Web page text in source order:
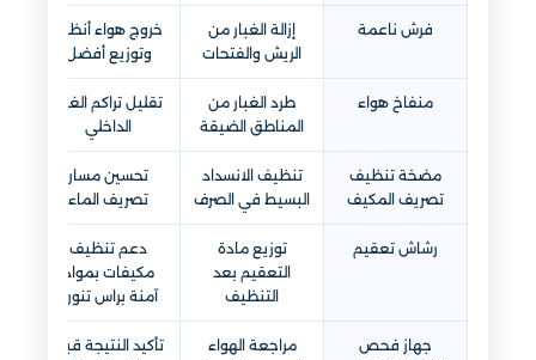
فرش ناعمة
إزالة الغبار من
الريش والفتحات
خروج هواء أنظف
وتوزيع أفضل
منفاخ هواء
طرد الغبار من
المناطق الضيقة
تقليل تراكم الغبار
الداخلي
مضخة تنظيف
تصريف المكيف
تنظيف الانسداد
البسيط في الصرف
تحسين مسار
تصريف الماء
رشاش تعقيم
توزيع مادة
التعقيم بعد
التنظيف
دعم تنظيف
مكيفات بمواد
آمنة براس تنورة
جهاز فحص
مراجعة الهواء
تأكيد النتيجة قبل